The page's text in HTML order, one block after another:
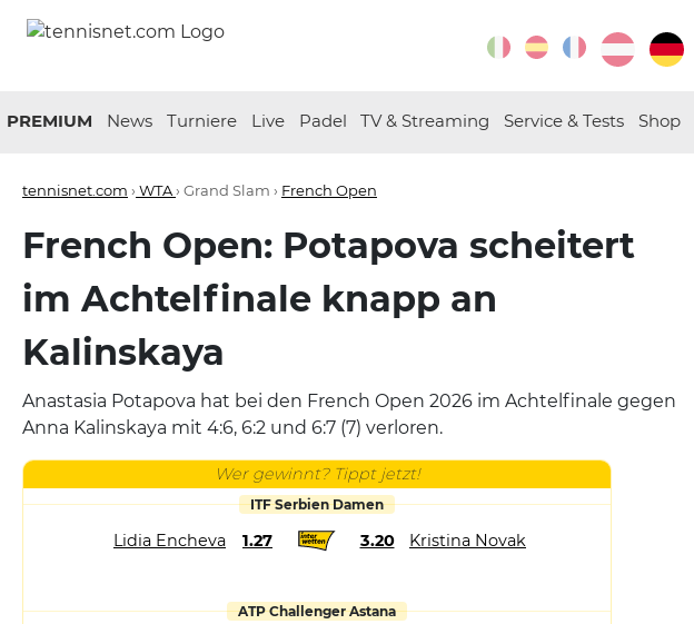
PREMIUM News Turniere Live Padel TV & Streaming Service & Tests Shop
tennisnet.com › WTA› Grand Slam › French Open
French Open: Potapova scheitert
im Achtelfinale knapp an
Kalinskaya
Anastasia Potapova hat bei den French Open 2026 im Achtelfinale gegen
Anna Kalinskaya mit 4:6, 6:2 und 6:7 (7) verloren.
Wer gewinnt? Tippt jetzt!
ITF Serbien Damen
Lidia Encheva 1.27 3.20 Kristina Novak
ATP Challenger Astana